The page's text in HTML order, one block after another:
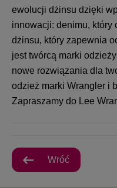
ewolucji dżinsu dzięki
innowacji: denimu, który
dżinsu, który zapewnia
jest twórcą marki
nowe rozwiązania dla
odzież marki Wrangler i
Zapraszamy do Lee
Wróć